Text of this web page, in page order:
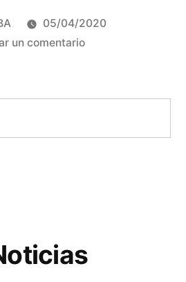
para
Córdoba
el
ciclo
05/04/2020
un comentarioen
momento
compartir
con